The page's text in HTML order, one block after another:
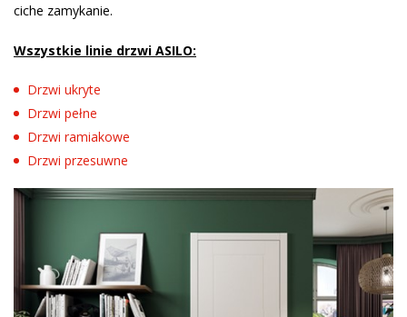
ciche zamykanie.
Wszystkie linie drzwi ASILO:
Drzwi ukryte
Drzwi pełne
Drzwi ramiakowe
Drzwi przesuwne